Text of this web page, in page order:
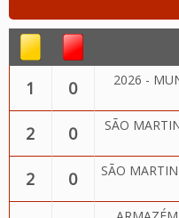
1 0
2026 -
2 0
SÃO
2 0
SÃO